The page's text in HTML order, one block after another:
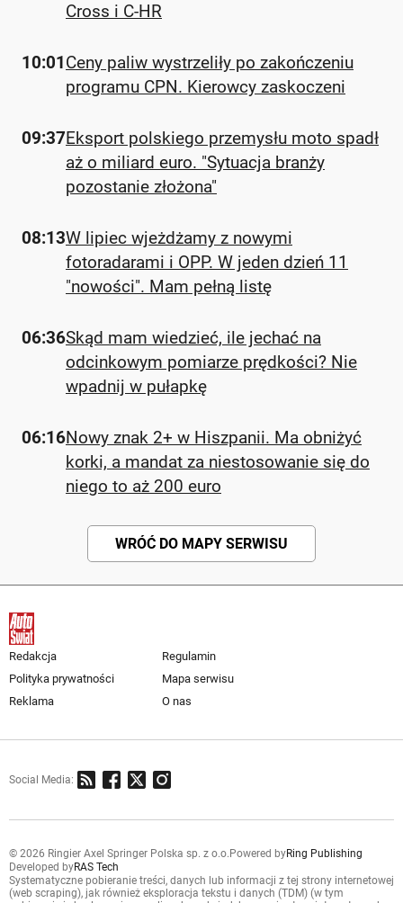
Cross i C-HR
10:01Ceny paliw wystrzeliły po zakończeniu
programu CPN. Kierowcy zaskoczeni
09:37Eksport polskiego przemysłu moto spadł
aż o miliard euro. "Sytuacja branży
pozostanie złożona"
08:13W lipiec wjeżdżamy z nowymi
fotoradarami i OPP. W jeden dzień 11
"nowości". Mam pełną listę
06:36Skąd mam wiedzieć, ile jechać na
odcinkowym pomiarze prędkości? Nie
wpadnij w pułapkę
06:16Nowy znak 2+ w Hiszpanii. Ma obniżyć
korki, a mandat za niestosowanie się do
niego to aż 200 euro
WRÓĆ DO MAPY SERWISU
Redakcja
Regulamin
Polityka prywatności
Mapa serwisu
Reklama
O nas
Social Media:
© 2026 Ringier Axel Springer Polska sp. z o.o. Powered byRing Publishing
Developed byRAS Tech
Systematyczne pobieranie treści, danych lub informacji z tej strony internetowej
(web scraping), jak również eksploracja tekstu i danych (TDM) (w tym